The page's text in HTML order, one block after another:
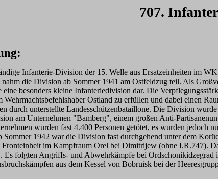
707.
Infanterie-Division der 15. Welle aus Ersatzeinheiten im
die Division ab Sommer 1941 am Ostfeldzug teil. Als
eine besonders kleine Infanteriedivision dar. Die
Ostland zu erfüllen und dabei einen
durch unterstellte Landesschützenbataillone. Die Division
am Unternehmen "Bamberg", einem großen Anti-
wurden fast 4.400 Personen getötet, es wurden
Sommer 1942 war die Division fast durchgehend unter dem
Fronteinheit im Kampfraum Orel bei Dimitrijew (ohne
folgten Angriffs- und Abwehrkämpfe bei
aus dem Kessel von Bobruisk bei der